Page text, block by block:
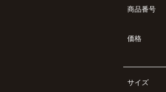
商品番号
価格
サイズ